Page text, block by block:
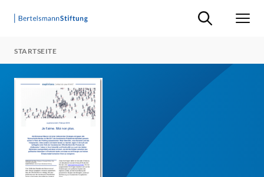
Suche ein-/
STARTSEITE